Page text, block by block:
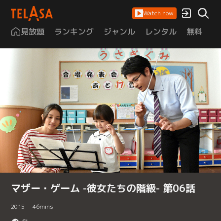
Watch now
見放題 ランキング ジャンル レンタル 無料
マザー・ゲーム -彼女たちの階級- 第06話
2015 46mins